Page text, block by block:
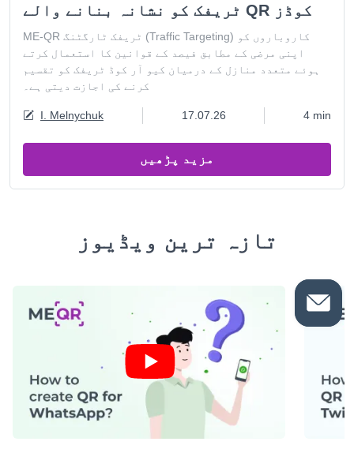
ٹریفک کو نشانہ بنانے والے QR کوڈز
ME-QR ٹریفک ٹارگٹنگ (Traffic Targeting) کاروباروں کو
اپنی مرضی کے مطابق فیصد کے قوانین کا استعمال کرتے
ہوئے متعدد منازل کے درمیان کیو آر کوڈ ٹریفک کو تقسیم
کرنے کی اجازت دیتی ہے۔
I. Melnychuk 17.07.26 4 min
مزید پڑھیں
تازہ ترین ویڈیوز